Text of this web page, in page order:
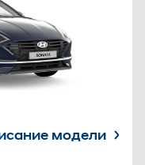
модели